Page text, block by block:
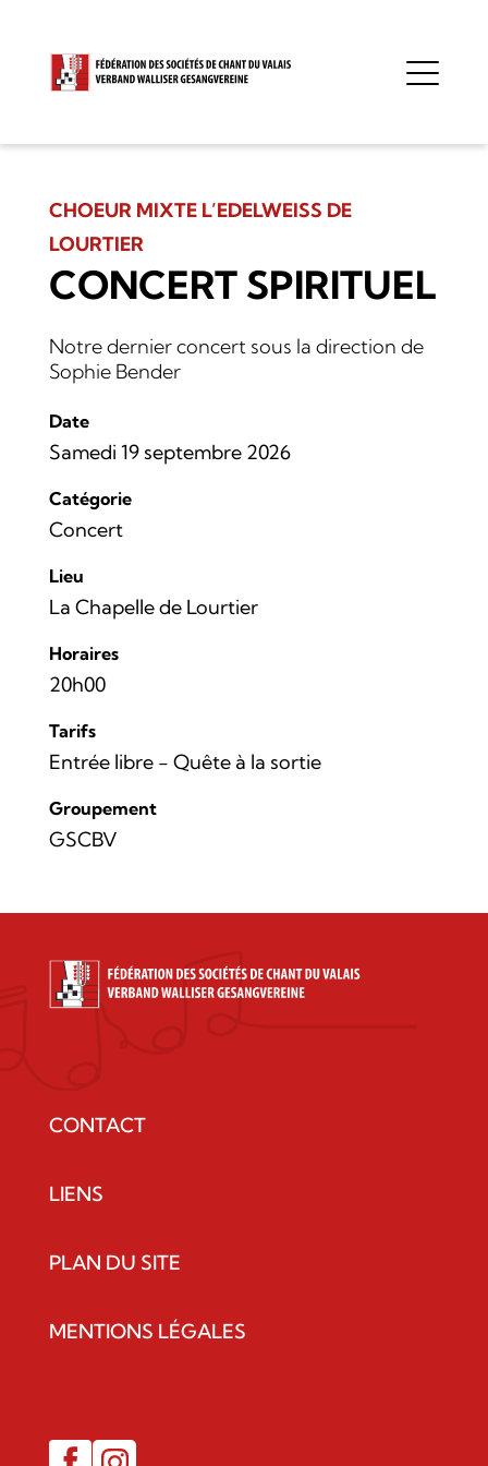
CHOEUR MIXTE L’EDELWEISS DE
LOURTIER
CONCERT SPIRITUEL
Notre dernier concert sous la direction de
Sophie Bender
Date
Samedi 19 septembre 2026
Catégorie
Concert
Lieu
La Chapelle de Lourtier
Horaires
20h00
Tarifs
Entrée libre - Quête à la sortie
Groupement
GSCBV
CONTACT
LIENS
PLAN DU SITE
MENTIONS LÉGALES